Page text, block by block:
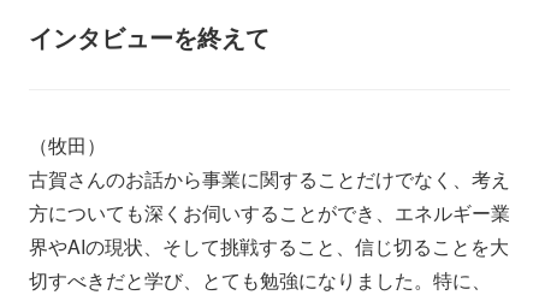
インタビューを終えて
（牧田）
古賀さんのお話から事業に関することだけでなく、考え
方についても深くお伺いすることができ、エネルギー業
界やAIの現状、そして挑戦すること、信じ切ることを大
切すべきだと学び、とても勉強になりました。特に、